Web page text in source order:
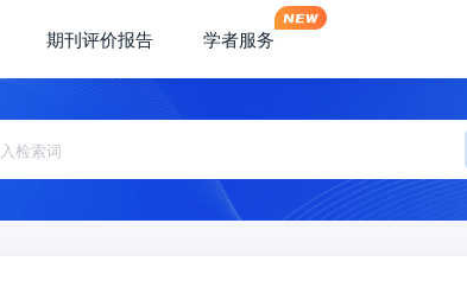
期刊评价报告 学者服务